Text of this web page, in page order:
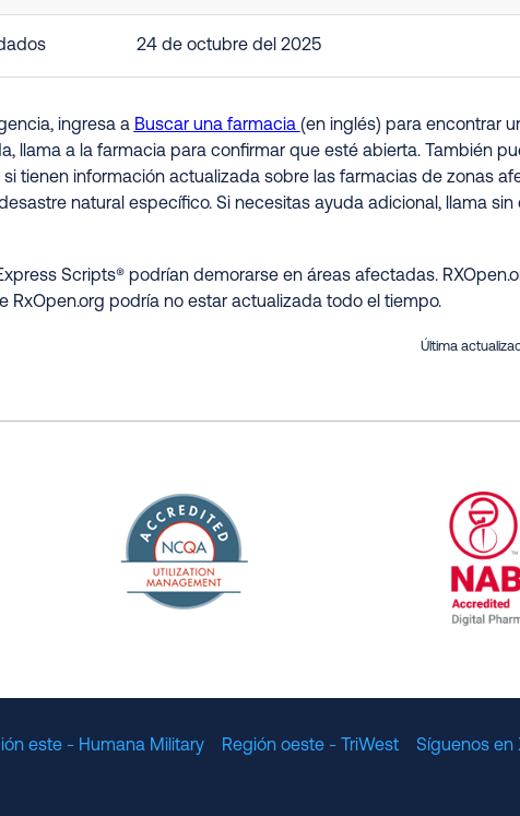
24 de octubre del 2025
ingresa a Buscar una farmacia (en inglés) para encontrar
llama a la farmacia para confirmar que esté abierta. También
si tienen información actualizada sobre las farmacias de zonas
natural específico. Si necesitas ayuda adicional, llama sin
Scripts® podrían demorarse en áreas afectadas.
RxOpen.org podría no estar actualizada todo el tiempo.
Última
este - Humana Military Región oeste - TriWest
Síguenos en